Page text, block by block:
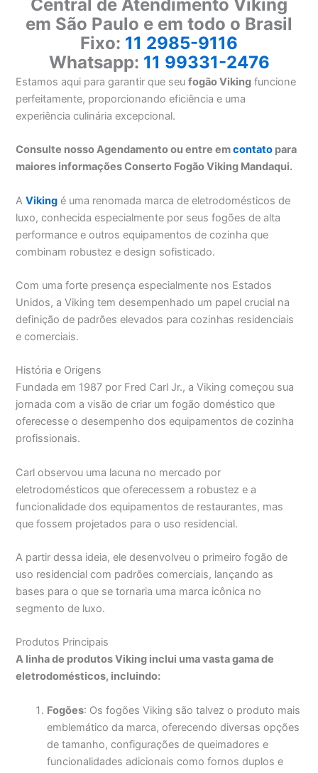
Central de Atendimento Viking
em São Paulo e em todo o Brasil
Fixo: 11 2985-9116
Whatsapp: 11 99331-2476
Estamos aqui para garantir que seufogão Viking funcione
perfeitamente, proporcionando eficiência e uma
experiência culinária excepcional.
Consulte nosso Agendamento ou entre emcontato para
maiores informações Conserto Fogão Viking Mandaqui.
AViking é uma renomada marca de eletrodomésticos de
luxo, conhecida especialmente por seus fogões de alta
performance e outros equipamentos de cozinha que
combinam robustez e design sofisticado.
Com uma forte presença especialmente nos Estados
Unidos, a Viking tem desempenhado um papel crucial na
definição de padrões elevados para cozinhas residenciais
e comerciais.
História e Origens
Fundada em 1987 por Fred Carl Jr., a Viking começou sua
jornada com a visão de criar um fogão doméstico que
oferecesse o desempenho dos equipamentos de cozinha
profissionais.
Carl observou uma lacuna no mercado por
eletrodomésticos que oferecessem a robustez e a
funcionalidade dos equipamentos de restaurantes, mas
que fossem projetados para o uso residencial.
A partir dessa ideia, ele desenvolveu o primeiro fogão de
uso residencial com padrões comerciais, lançando as
bases para o que se tornaria uma marca icônica no
segmento de luxo.
Produtos Principais
A linha de produtos Viking inclui uma vasta gama de
eletrodomésticos, incluindo:
Fogões: Os fogões Viking são talvez o produto mais
emblemático da marca, oferecendo diversas opções
de tamanho, configurações de queimadores e
funcionalidades adicionais como fornos duplos e